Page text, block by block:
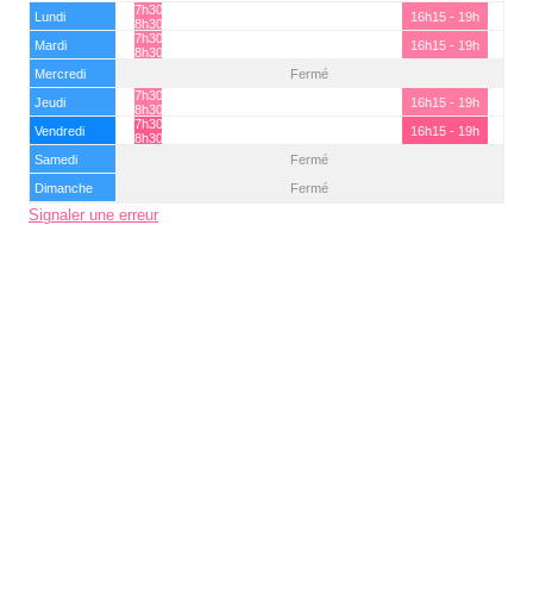
Lundi
7h30 -
8h30
16h15 - 19h
Mardi
7h30 -
8h30
16h15 - 19h
Mercredi
Fermé
Jeudi
7h30 -
8h30
16h15 - 19h
Vendredi
7h30 -
8h30
16h15 - 19h
Samedi
Fermé
Dimanche
Fermé
Signaler une erreur